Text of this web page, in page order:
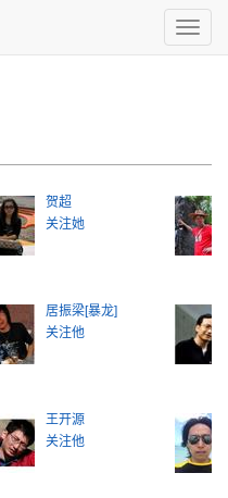
Toggle
贺超
关注她
居振梁[暴龙]
关注他
王开源
关注他